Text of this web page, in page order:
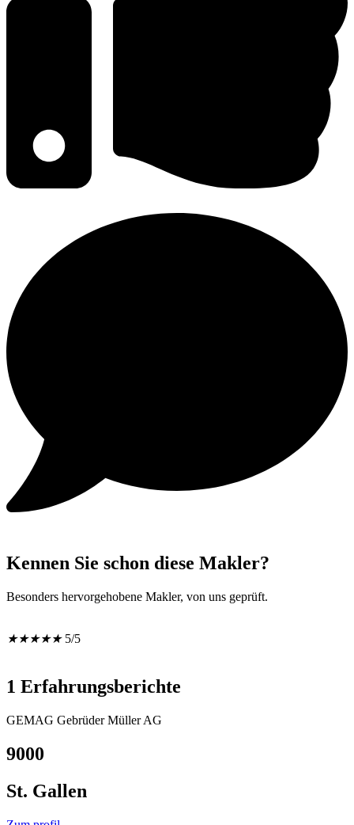
Kennen Sie schon diese Makler?
Besonders hervorgehobene Makler, von uns geprüft.
★★★★★ 5/5
1 Erfahrungsberichte
GEMAG Gebrüder Müller AG
9000
St. Gallen